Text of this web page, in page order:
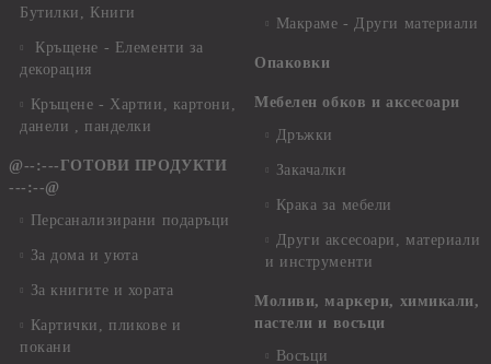
Бутилки, Книги
Кръщене - Елементи за
декорация
Кръщене - Хартии, картони,
данели , панделки
@--:---ГОТОВИ ПРОДУКТИ
---:--@
Персанализирани подаръци
За дома и уюта
За книгите и хората
Картички, пликове и
покани
Макраме - Други материали
Опаковки
Мебелен обков и аксесоари
Дръжки
Закачалки
Крака за мебели
Други аксесоари, материали
и инструменти
Моливи, маркери, химикали,
пастели и восъци
Восъци